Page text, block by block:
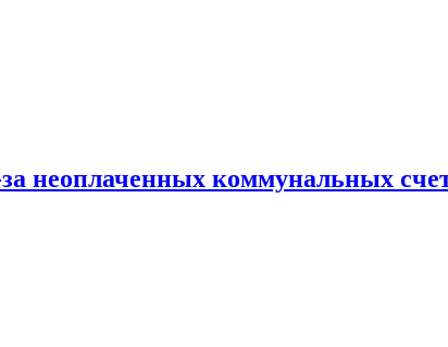
неоплаченных коммунальных